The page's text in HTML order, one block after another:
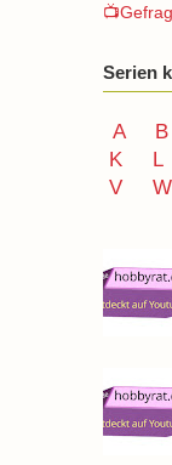
Serien
A B
K
L
V